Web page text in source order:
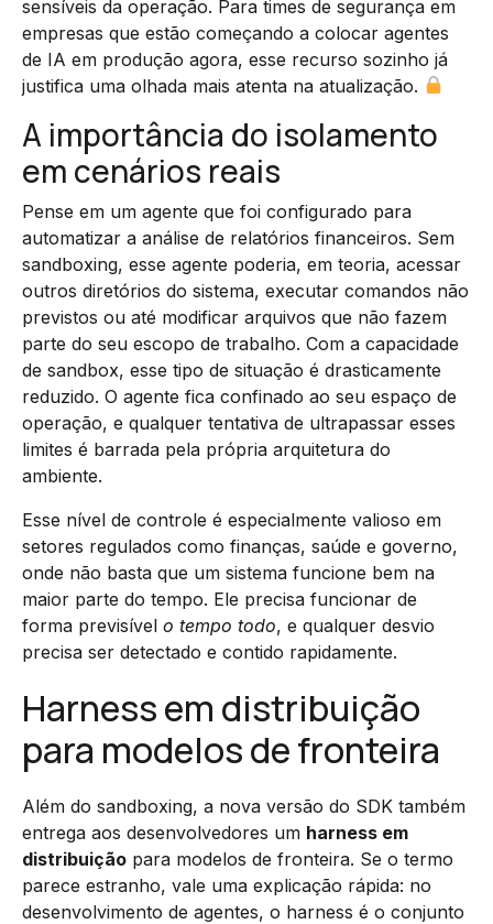
sensíveis da operação. Para times de segurança em
empresas que estão começando a colocar agentes
de IA em produção agora, esse recurso sozinho já
justifica uma olhada mais atenta na atualização.
A importância do isolamento
em cenários reais
Pense em um agente que foi configurado para
automatizar a análise de relatórios financeiros. Sem
sandboxing, esse agente poderia, em teoria, acessar
outros diretórios do sistema, executar comandos não
previstos ou até modificar arquivos que não fazem
parte do seu escopo de trabalho. Com a capacidade
de sandbox, esse tipo de situação é drasticamente
reduzido. O agente fica confinado ao seu espaço de
operação, e qualquer tentativa de ultrapassar esses
limites é barrada pela própria arquitetura do
ambiente.
Esse nível de controle é especialmente valioso em
setores regulados como finanças, saúde e governo,
onde não basta que um sistema funcione bem na
maior parte do tempo. Ele precisa funcionar de
forma previsível o tempo todo, e qualquer desvio
precisa ser detectado e contido rapidamente.
Harness em distribuição
para modelos de fronteira
Além do sandboxing, a nova versão do SDK também
entrega aos desenvolvedores um harness em
distribuição para modelos de fronteira. Se o termo
parece estranho, vale uma explicação rápida: no
desenvolvimento de agentes, o harness é o conjunto